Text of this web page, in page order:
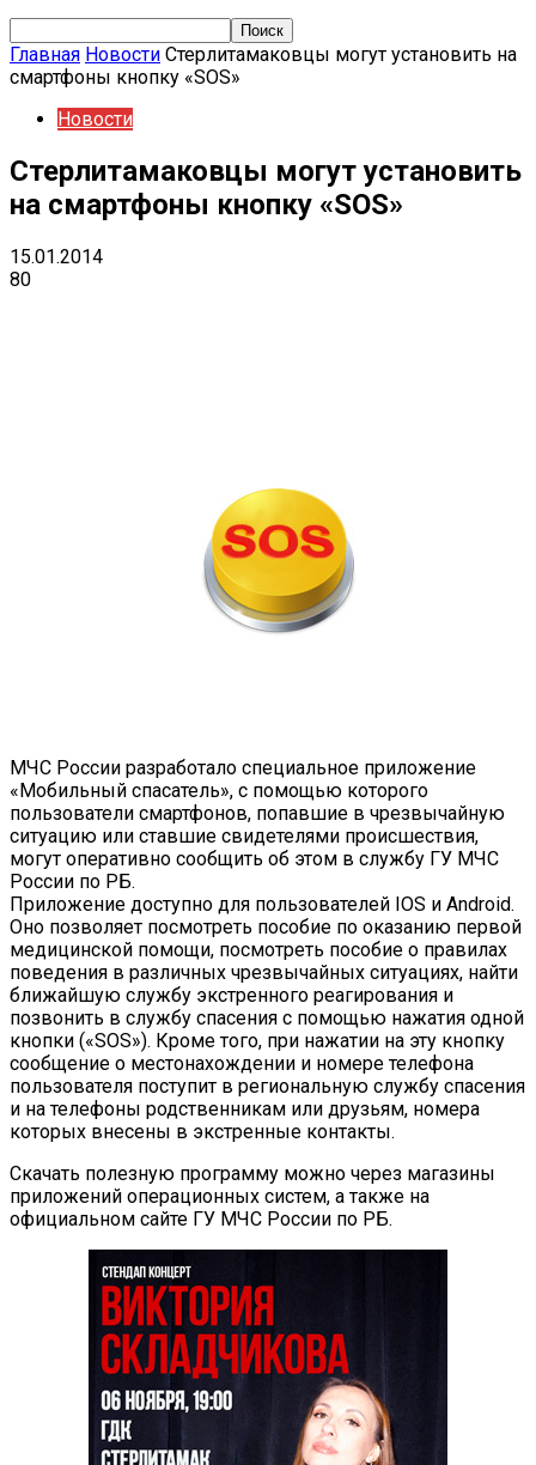
Главная Новости Стерлитамаковцы могут установить на
смартфоны кнопку «SOS»
Новости
Стерлитамаковцы могут установить
на смартфоны кнопку «SOS»
15.01.2014
80
МЧС России разработало специальное приложение
«Мобильный спасатель», с помощью которого
пользователи смартфонов, попавшие в чрезвычайную
ситуацию или ставшие свидетелями происшествия,
могут оперативно сообщить об этом в службу ГУ МЧС
России по РБ.
Приложение доступно для пользователей IOS и Android.
Оно позволяет посмотреть пособие по оказанию первой
медицинской помощи, посмотреть пособие о правилах
поведения в различных чрезвычайных ситуациях, найти
ближайшую службу экстренного реагирования и
позвонить в службу спасения с помощью нажатия одной
кнопки («SOS»). Кроме того, при нажатии на эту кнопку
сообщение о местонахождении и номере телефона
пользователя поступит в региональную службу спасения
и на телефоны родственникам или друзьям, номера
которых внесены в экстренные контакты.
Скачать полезную программу можно через магазины
приложений операционных систем, а также на
официальном сайте ГУ МЧС России по РБ.